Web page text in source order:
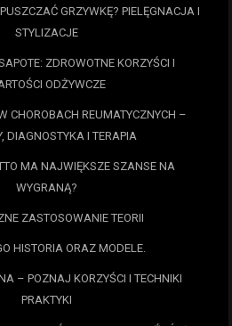
GRZYWKĘ? PIELĘGNACJA I
STYLIZACJE
ZDROWOTNE KORZYŚCI I
ODŻYWCZE
CHOROBACH REUMATYCZNYCH –
DIAGNOSTYKA I TERAPIA
MA NAJWIĘKSZE SZANSE NA
WYGRANĄ?
ZASTOSOWANIE TEORII
HISTORIA ORAZ MODELE.
– POZNAJ KORZYŚCI I TECHNIKI
PRAKTYKI